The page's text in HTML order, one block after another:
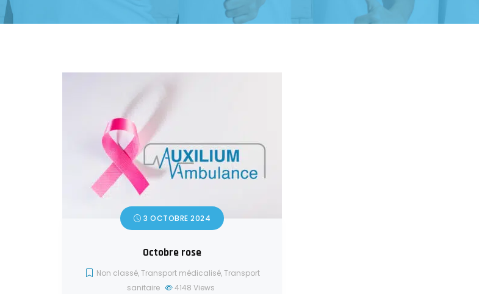
3 OCTOBRE 2024
Octobre rose
Non classé,Transport médicalisé,Transport
sanitaire
4148 Views